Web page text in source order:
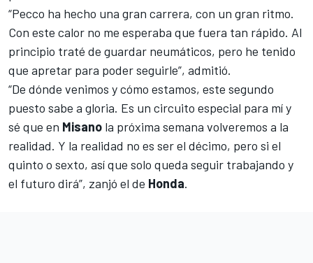
“Pecco ha hecho una gran carrera, con un gran ritmo.
Con este calor no me esperaba que fuera tan rápido. Al
principio traté de guardar neumáticos, pero he tenido
que apretar para poder seguirle”, admitió.
“De dónde venimos y cómo estamos, este segundo
puesto sabe a gloria. Es un circuito especial para mí y
sé que en Misano la próxima semana volveremos a la
realidad. Y la realidad no es ser el décimo, pero si el
quinto o sexto, así que solo queda seguir trabajando y
el futuro dirá”, zanjó el de Honda.